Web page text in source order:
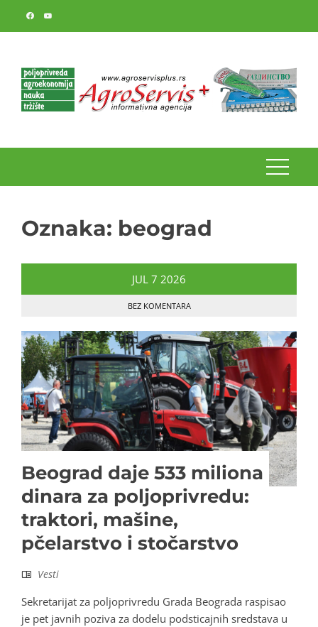
Oznaka: beograd
JUL 7 2026
BEZ KOMENTARA
Beograd daje 533 miliona
dinara za poljoprivredu:
traktori, mašine,
pčelarstvo i stočarstvo
Vesti
Sekretarijat za poljoprivredu Grada Beograda raspisao
je pet javnih poziva za dodelu podsticajnih sredstava u